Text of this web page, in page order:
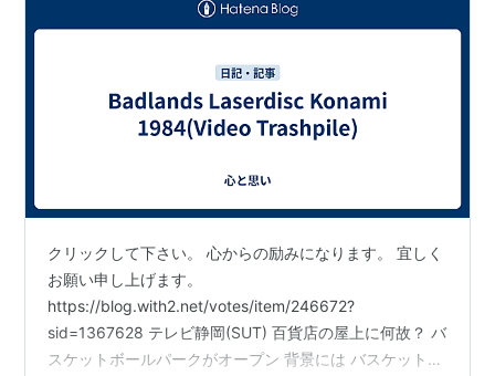
クリックして下さい。 心からの励みになります。 宜しく
お願い申し上げます。
https://blog.with2.net/votes/item/246672?
sid=1367628 テレビ静岡(SUT) 百貨店の屋上に何故？ バ
スケットボールパークがオープン 背景には バスケットボ